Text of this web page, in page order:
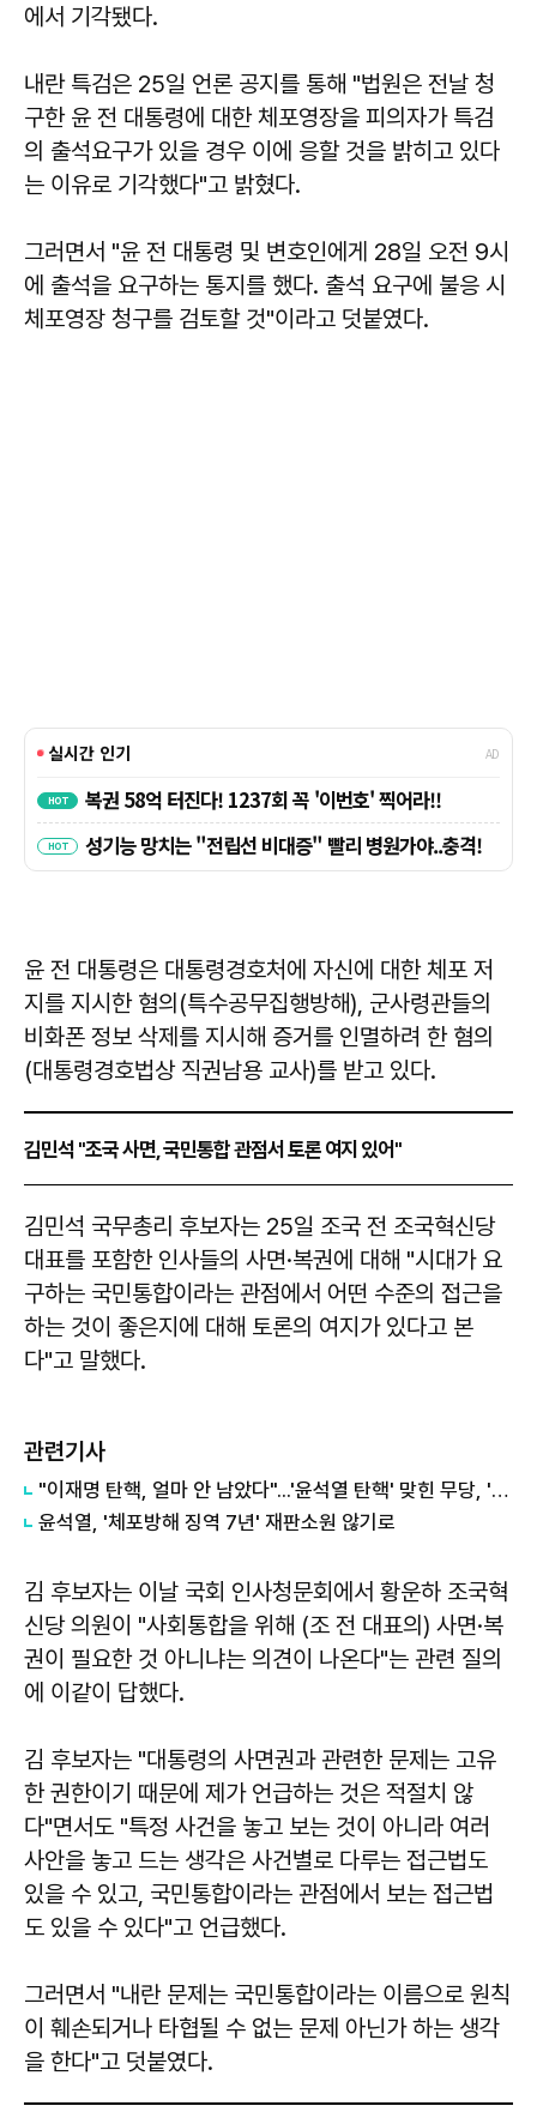
에서 기각됐다.
내란 특검은 25일 언론 공지를 통해 "법원은 전날 청
구한 윤 전 대통령에 대한 체포영장을 피의자가 특검
의 출석요구가 있을 경우 이에 응할 것을 밝히고 있다
는 이유로 기각했다"고 밝혔다.
그러면서 "윤 전 대통령 및 변호인에게 28일 오전 9시
에 출석을 요구하는 통지를 했다. 출석 요구에 불응 시
체포영장 청구를 검토할 것"이라고 덧붙였다.
윤 전 대통령은 대통령경호처에 자신에 대한 체포 저
지를 지시한 혐의(특수공무집행방해), 군사령관들의
비화폰 정보 삭제를 지시해 증거를 인멸하려 한 혐의
(대통령경호법상 직권남용 교사)를 받고 있다.
김민석 "조국 사면, 국민통합 관점서 토론 여지 있어"
김민석 국무총리 후보자는 25일 조국 전 조국혁신당
대표를 포함한 인사들의 사면·복권에 대해 "시대가 요
구하는 국민통합이라는 관점에서 어떤 수준의 접근을
하는 것이 좋은지에 대해 토론의 여지가 있다고 본
다"고 말했다.
관련기사
"이재명 탄핵, 얼마 안 남았다"...'윤석열 탄핵' 맞힌 무당, '성지글' 등장
윤석열, '체포방해 징역 7년' 재판소원 않기로
김 후보자는 이날 국회 인사청문회에서 황운하 조국혁
신당 의원이 "사회통합을 위해 (조 전 대표의) 사면·복
권이 필요한 것 아니냐는 의견이 나온다"는 관련 질의
에 이같이 답했다.
김 후보자는 "대통령의 사면권과 관련한 문제는 고유
한 권한이기 때문에 제가 언급하는 것은 적절치 않
다"면서도 "특정 사건을 놓고 보는 것이 아니라 여러
사안을 놓고 드는 생각은 사건별로 다루는 접근법도
있을 수 있고, 국민통합이라는 관점에서 보는 접근법
도 있을 수 있다"고 언급했다.
그러면서 "내란 문제는 국민통합이라는 이름으로 원칙
이 훼손되거나 타협될 수 없는 문제 아닌가 하는 생각
을 한다"고 덧붙였다.